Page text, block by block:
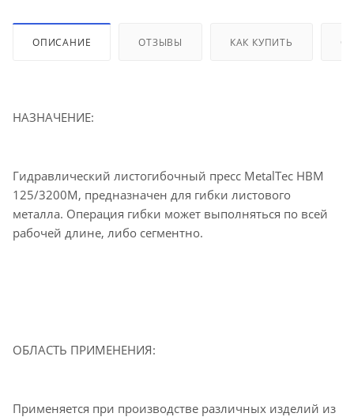
ОПИСАНИЕ ОТЗЫВЫ КАК КУПИТЬ
НАЗНАЧЕНИЕ:
Гидравлический листогибочный пресс MetalTec HBM
125/3200М, предназначен для гибки листового
металла. Операция гибки может выполняться по всей
рабочей длине, либо сегментно.
ОБЛАСТЬ ПРИМЕНЕНИЯ:
Применяется при производстве различных изделий из